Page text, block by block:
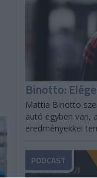
Binotto:
Mattia Binotto
autó egyben van,
eredményekkel
PODCAST